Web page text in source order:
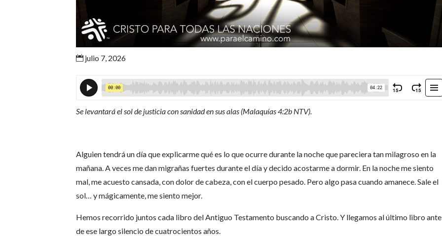
 julio 7, 2026
Se levantará el sol de justicia con sanidad en sus alas (Malaquías 4:2b NTV).
Alguien tendrá un día que explicarme qué es lo que ocurre durante la noche que pareciera tan milagroso en la
mañana. A veces me dan migrañas fuertes durante el día y decido acostarme a dormir. En la noche me siento
mal, me acuesto cansada, con dolor de cabeza, con el cuerpo pesado. Pero algo pasa cuando amanece. Sale el
sol… y mágicamente, me siento mejor.
Hemos recorrido juntos cada libro del Antiguo Testamento buscando a Cristo. Y llegamos al último libro
de ese largo silencio de cuatrocientos años.